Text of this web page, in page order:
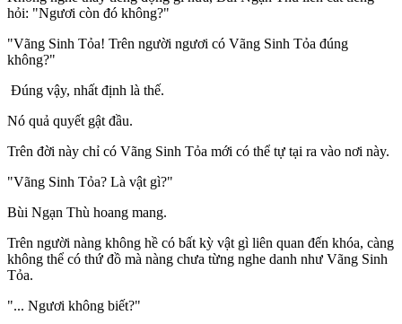
hỏi: "Ngươi còn đó không?"
"Vãng Sinh Tỏa! Trên người ngươi có Vãng Sinh Tỏa đúng
không?"
Đúng vậy, nhất định là thế.
Nó quả quyết gật đầu.
Trên đời này chỉ có Vãng Sinh Tỏa mới có thể tự tại ra vào nơi này.
"Vãng Sinh Tỏa? Là vật gì?"
Bùi Ngạn Thù hoang mang.
Trên người nàng không hề có bất kỳ vật gì liên quan đến khóa, càng
không thể có thứ đồ mà nàng chưa từng nghe danh như Vãng Sinh
Tỏa.
"... Ngươi không biết?"